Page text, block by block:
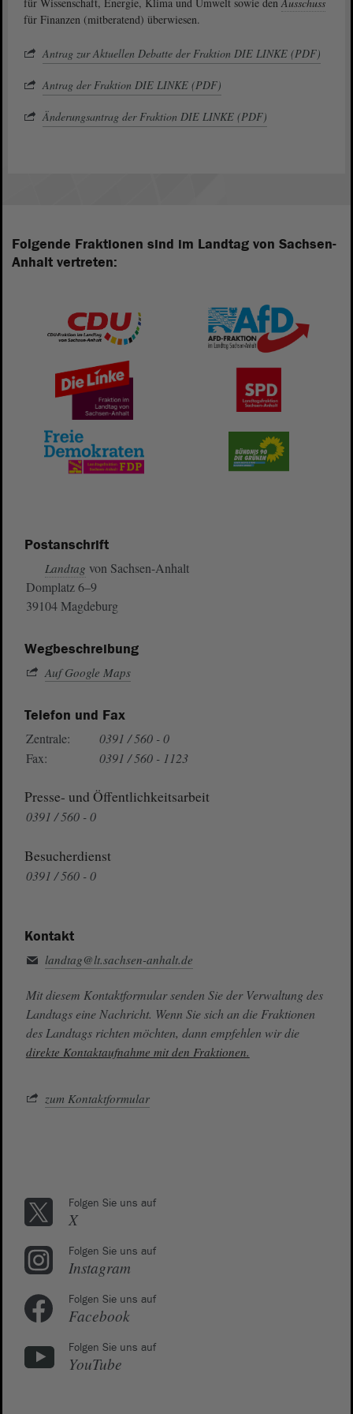
für Finanzen (mitberatend) überwiesen.
Antrag zur Aktuellen Debatte der Fraktion DIE LINKE (PDF)
Antrag der Fraktion DIE LINKE (PDF)
Änderungsantrag der Fraktion DIE LINKE (PDF)
Folgende Fraktionen sind im Landtag von Sachsen-
Anhalt vertreten:
Postanschrift
Landtag von Sachsen-Anhalt
Domplatz 6–9
39104 Magdeburg
Wegbeschreibung
Auf Google Maps
Telefon und Fax
Zentrale:
0391 / 560 - 0
Fax:
0391 / 560 - 1123
Presse- und Öffentlichkeitsarbeit
0391 / 560 - 0
Besucherdienst
0391 / 560 - 0
Kontakt
landtag@lt.sachsen-anhalt.de
Mit diesem Kontaktformular senden Sie der Verwaltung des
Landtags eine Nachricht. Wenn Sie sich an die Fraktionen
des Landtags richten möchten, dann empfehlen wir die
direkte Kontaktaufnahme mit den Fraktionen.
zum Kontaktformular
Folgen Sie uns auf
X
Folgen Sie uns auf
Instagram
Folgen Sie uns auf
Facebook
Folgen Sie uns auf
YouTube